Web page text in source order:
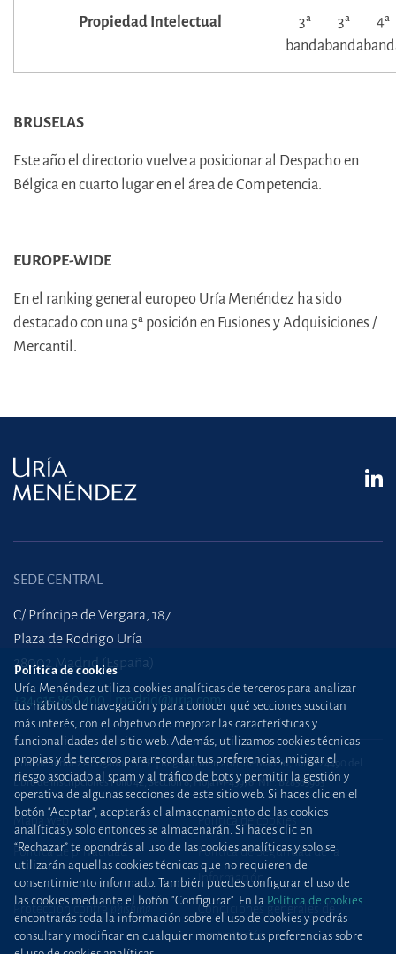
Propiedad Intelectual
3ª
banda
3ª
banda
4ª
BRUSELAS
Este año el directorio vuelve a posicionar al Despacho en
Bélgica en cuarto lugar en el área de Competencia.
EUROPE-WIDE
En el ranking general europeo Uría Menéndez ha sido
destacado con una 5ª posición en Fusiones y Adquisiciones /
Mercantil.
SEDE CENTRAL
C/ Príncipe de Vergara, 187
Plaza de Rodrigo Uría
28002 Madrid (España)
+34 915 860 400 madrid@uria.com
Uría Menéndez Abogados, S.L.P. | Registro Mercantil de Madrid, Tomo 24490 del
Libro de Inscripciones Folio 42, Sección 8, Hoja M-43976. NIF: B28563963
Mapa web Política de cookies
Política de privacidad
Política de Seguridad de la
Información
Protección contraphishing
Condiciones generales de
contratación
Política de cookies
Uría Menéndez utiliza cookies analíticas de terceros para analizar
tus hábitos de navegación y para conocer qué secciones suscitan
más interés, con el objetivo de mejorar las características y
funcionalidades del sitio web. Además, utilizamos cookies técnicas
propias y de terceros para recordar tus preferencias, mitigar el
riesgo asociado al spam y al tráfico de bots y permitir la gestión y
operativa de algunas secciones de este sitio web. Si haces clic en el
botón "Aceptar", aceptarás el almacenamiento de las cookies
analíticas y solo entonces se almacenarán. Si haces clic en
“Rechazar” te opondrás al uso de las cookies analíticas y solo se
utilizarán aquellas cookies técnicas que no requieren de
consentimiento informado. También puedes configurar el uso de
las cookies mediante el botón "Configurar". En la Política de cookies
encontrarás toda la información sobre el uso de cookies y podrás
consultar y modificar en cualquier momento tus preferencias sobre